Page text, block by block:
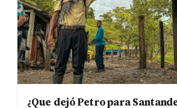
¿Que dejó Petro para